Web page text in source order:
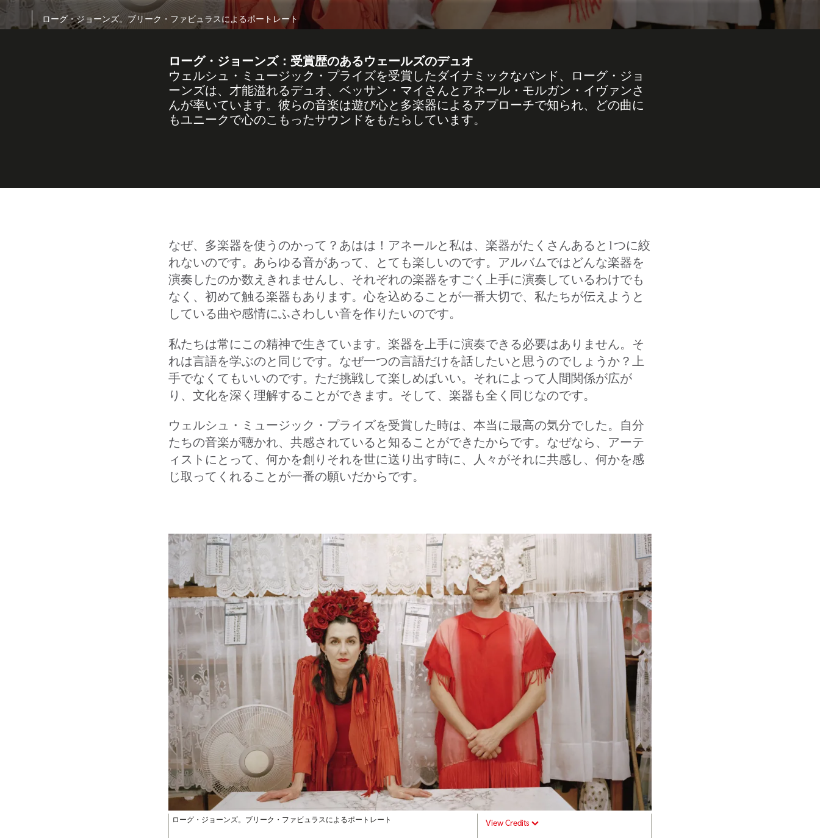
ローグ・ジョーンズ。ブリーク・ファビュラスによるポートレート
ローグ・ジョーンズ：受賞歴のあるウェールズのデュオ
ウェルシュ・ミュージック・プライズを受賞したダイナミックなバンド、ローグ・ジョ
ーンズは、才能溢れるデュオ、ベッサン・マイさんとアネール・モルガン・イヴァンさ
んが率いています。彼らの音楽は遊び心と多楽器によるアプローチで知られ、どの曲に
もユニークで心のこもったサウンドをもたらしています。
なぜ、多楽器を使うのかって？あはは！アネールと私は、楽器がたくさんあると1つに絞
れないのです。あらゆる音があって、とても楽しいのです。アルバムではどんな楽器を
演奏したのか数えきれませんし、それぞれの楽器をすごく上手に演奏しているわけでも
なく、初めて触る楽器もあります。心を込めることが一番大切で、私たちが伝えようと
している曲や感情にふさわしい音を作りたいのです。
私たちは常にこの精神で生きています。楽器を上手に演奏できる必要はありません。そ
れは言語を学ぶのと同じです。なぜ一つの言語だけを話したいと思うのでしょうか？上
手でなくてもいいのです。ただ挑戦して楽しめばいい。それによって人間関係が広が
り、文化を深く理解することができます。そして、楽器も全く同じなのです。
ウェルシュ・ミュージック・プライズを受賞した時は、本当に最高の気分でした。自分
たちの音楽が聴かれ、共感されていると知ることができたからです。なぜなら、アーテ
ィストにとって、何かを創りそれを世に送り出す時に、人々がそれに共感し、何かを感
じ取ってくれることが一番の願いだからです。
ローグ・ジョーンズ。ブリーク・ファビュラスによるポートレート View Credits